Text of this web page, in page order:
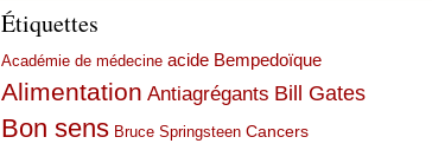
Étiquettes
Académie de médecine acide Bempedoïque
Alimentation Antiagrégants Bill Gates
Bon sens Bruce Springsteen Cancers